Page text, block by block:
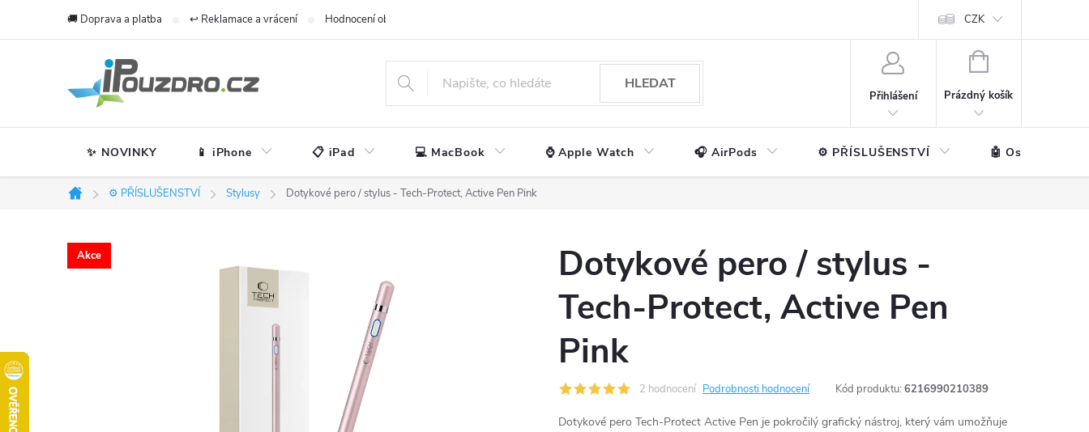
🚚 Doprava a platba ↩️ Reklamace a vrácení Hodnocení obchodu CZK
HLEDAT
Přihlášení
NÁKUPNÍ
Prázdný košík
✨ NOVINKY 📱 iPhone 📋 iPad 💻 MacBook ⌚ Apple Watch 🎧 AirPods ⚙️ PŘÍSLUŠENSTVÍ 🤖 Ostatní
Domů
⚙️ PŘÍSLUŠENSTVÍ Stylusy Dotykové pero / stylus - Tech-Protect, Active Pen Pink
Akce
Dotykové pero / stylus -
Tech-Protect, Active Pen
Pink
2 hodnocení Podrobnosti hodnocení Kód produktu: 6216990210389
Dotykové pero Tech-Protect Active Pen je pokročilý grafický nástroj, který vám umožňuje